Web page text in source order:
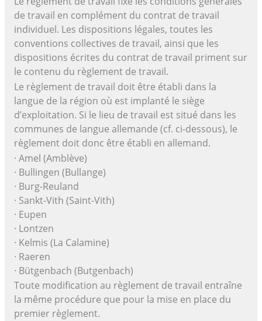
de travail en complément du contrat de travail
individuel. Les dispositions légales, toutes les
conventions collectives de travail, ainsi que les
dispositions écrites du contrat de travail priment sur
le contenu du règlement de travail.
Le règlement de travail doit être établi dans la
langue de la région où est implanté le siège
d’exploitation. Si le lieu de travail est situé dans les
communes de langue allemande (cf. ci-dessous), le
règlement doit donc être établi en allemand.
· Amel (Amblève)
· Bullingen (Bullange)
· Burg-Reuland
· Sankt-Vith (Saint-Vith)
· Eupen
· Lontzen
· Kelmis (La Calamine)
· Raeren
· Bütgenbach (Butgenbach)
Toute modification au règlement de travail entraîne
la même procédure que pour la mise en place du
premier règlement.